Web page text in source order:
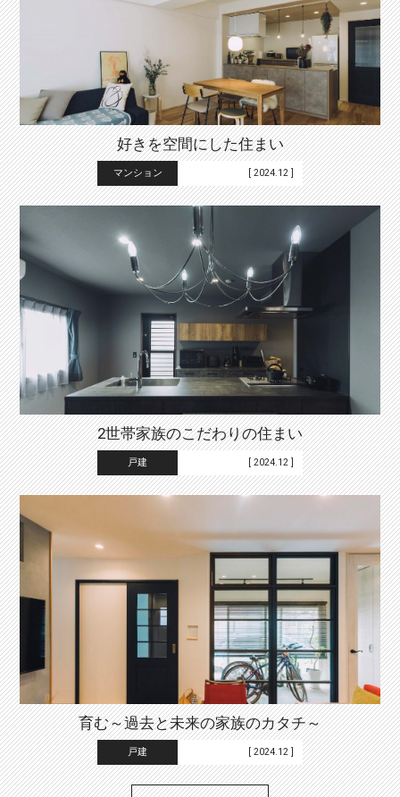
好きを空間にした住まい
マンション [ 2024.12 ]
2世帯家族のこだわりの住まい
戸建 [ 2024.12 ]
育む～過去と未来の家族のカタチ～
戸建 [ 2024.12 ]